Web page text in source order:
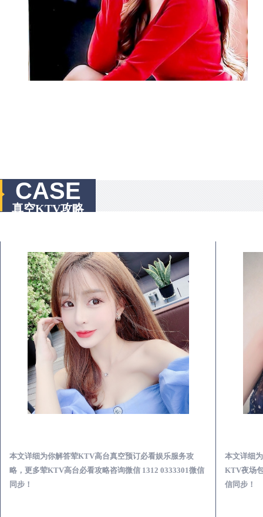
CASE
真空KTV攻略
本文详细为你解答荤KTV高台真空预订必看娱乐服务攻
略，更多荤KTV高台必看攻略咨询微信 1312 0333301微信
同步！
本文详细
KTV夜场
信同步！